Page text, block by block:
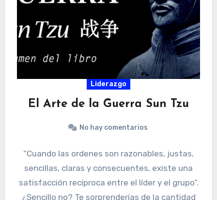
Liderazgo
El Arte de la Guerra Sun Tzu
No hay comentarios
“Cuando las ordenes son razonables, justas,
sencillas, claras y consecuentes, existe una
satisfacción recíproca entre el líder y el grupo”.
¿Sencillo no? Te sorprenderías de la cantidad